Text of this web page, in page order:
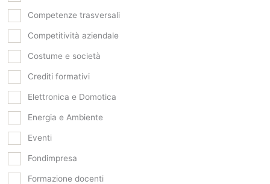
Competenze trasversali
Competitività aziendale
Costume e società
Crediti formativi
Elettronica e Domotica
Energia e Ambiente
Eventi
Fondimpresa
Formazione docenti